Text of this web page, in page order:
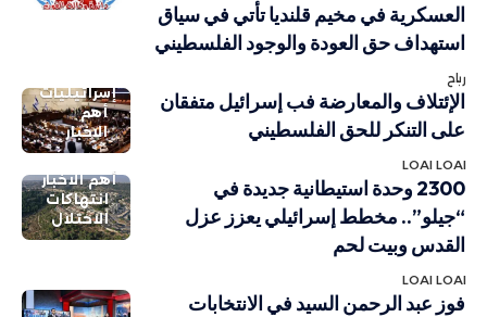
العسكرية في مخيم قلنديا تأتي في سياق
استهداف حق العودة والوجود الفلسطيني
رباح
إسرائيليات
أهم
الاخبار
الإئتلاف والمعارضة فب إسرائيل متفقان
على التنكر للحق الفلسطيني
LOAI LOAI
أهم الاخبار
انتهاكات
الاحتلال
2300 وحدة استيطانية جديدة في
“جيلو”.. مخطط إسرائيلي يعزز عزل
القدس وبيت لحم
LOAI LOAI
فوز عبد الرحمن السيد في الانتخابات